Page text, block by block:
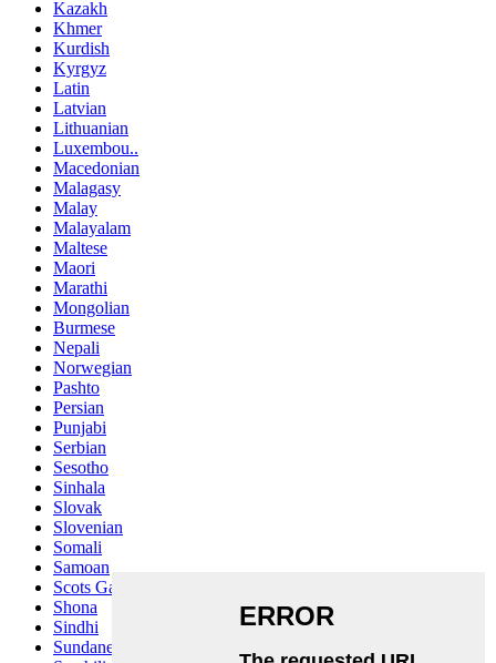
Kazakh
Khmer
Kurdish
Kyrgyz
Latin
Latvian
Lithuanian
Luxembou..
Macedonian
Malagasy
Malay
Malayalam
Maltese
Maori
Marathi
Mongolian
Burmese
Nepali
Norwegian
Pashto
Persian
Punjabi
Serbian
Sesotho
Sinhala
Slovak
Slovenian
Somali
Samoan
Scots Gaelic
Shona
Sindhi
Sundanese